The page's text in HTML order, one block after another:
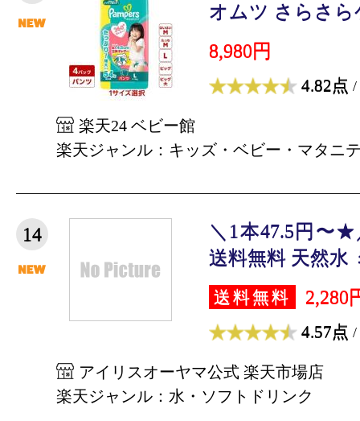
オムツ さらさら
8,980円
4.82点 /
楽天24 ベビー館
楽天ジャンル：キッズ・ベビー・マタニ
14
＼1本47.5円〜★
送料無料 天然水
送料無料 2,280
4.57点 /
アイリスオーヤマ公式 楽天市場店
楽天ジャンル：水・ソフトドリンク